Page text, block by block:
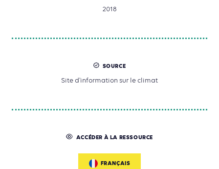
2018
SOURCE
Site d'information sur le climat
ACCÉDER À LA RESSOURCE
FRANÇAIS